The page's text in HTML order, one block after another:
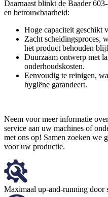
Daarnaast blinkt de Baader
en betrouwbaarheid:
Hoge capaciteit geschikt
Zacht scheidingsproces,
het product behouden
Duurzaam ontwerp met
onderhoudskosten.
Eenvoudig te reinigen,
hygiëne garandeert.
Neem voor meer informatie
service aan uw machines of
met ons op! Samen zoeken we
voor uw productie.
Maximaal up-and-running door